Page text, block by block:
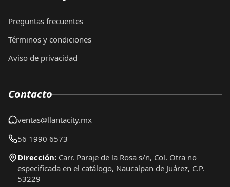
Preguntas frecuentes
Términos y condiciones
Aviso de privacidad
Contacto
ventas@llantacity.mx
56 1990 6573
Dirección: Carr. Paraje de la Rosa s/n, Col. Otra no
especificada en el catálogo, Naucalpan de Juárez, C.P.
53229